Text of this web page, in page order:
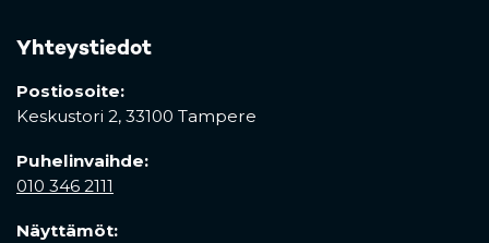
Yhteystiedot
Postiosoite:
Keskustori 2, 33100 Tampere
Puhelinvaihde:
010 346 2111
Näyttämöt: